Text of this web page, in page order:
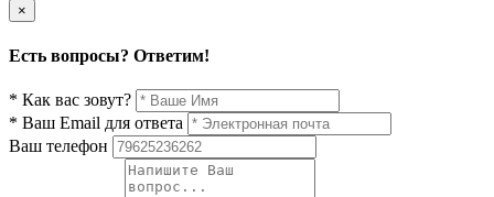
×
Есть вопросы? Ответим!
* Как вас зовут?
* Ваш Email для ответа
Ваш телефон